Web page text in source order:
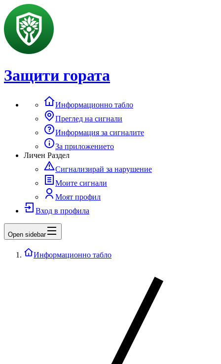
Защити гората
Информационно табло
Преглед на сигнали
Информация за сигналите
За приложението
Личен Раздел
Сигнализирай за нарушение
Моите сигнали
Моят профил
Вход в профила
Open sidebar
Информационно табло